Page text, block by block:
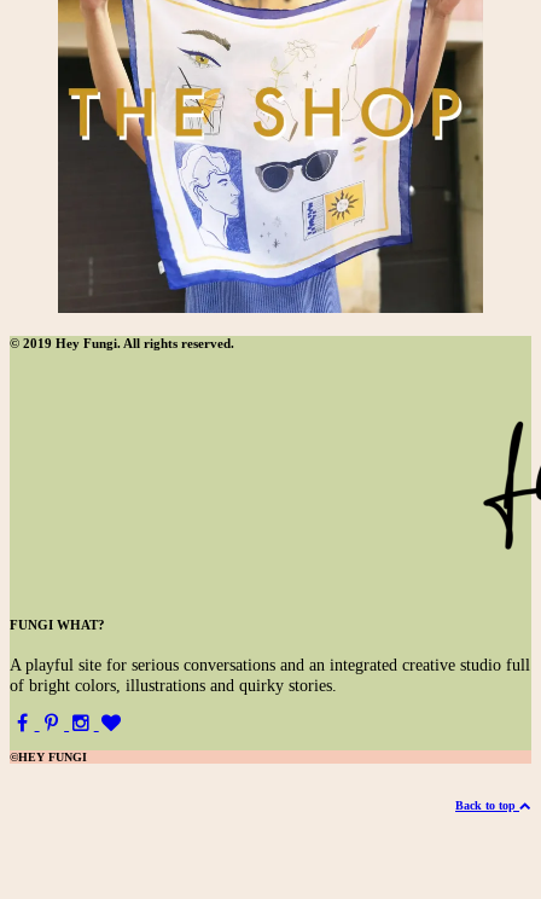
© 2019 Hey Fungi. All rights reserved.
FUNGI WHAT?
A playful site for serious conversations and an integrated creative studio full
of bright colors, illustrations and quirky stories.
©HEY FUNGI
Back to top